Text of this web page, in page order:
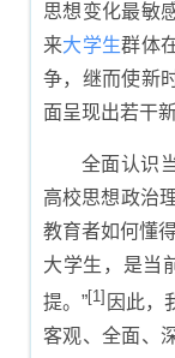
思想变化最敏
来大学生群体
争，继而使新
面呈现出若干新
全面认识
高校思想政治
教育者如何懂
大学生，是当
提。”[1] 因此，
客观、全面、